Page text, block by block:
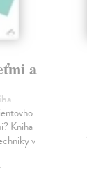
a
Kniha
v